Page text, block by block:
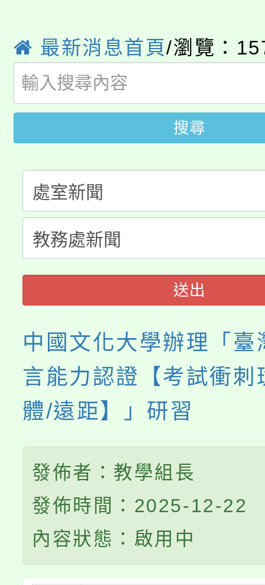
生本土語及新住民語歌
公告本校115學年度第
代理(課)教師甄選結果(
公告本校115學年度第
代理(課)教師甄選結果(
轉知中國文化大學推廣
《TA101》溝通分析基
程，歡迎學生輔導中心
心理、諮商輔導、社會
系所師生報名參加。
轉知苗栗縣政府辦理
縣市「校園短影音徵選
門員」簡章及活動海報
踴躍報名參加。
桃園市115學年度學生
要點
「桃園市補助參觀特色
展演活動實施計畫」
115年度「教育部表揚
義教育推展貢獻獎」
最新消息首頁/瀏覽：
搜尋
送出
中國文化大學辦理「臺
言能力認證【考試衝刺
體/遠距】」研習
發佈者：教學組長
發佈時間：2025-12-22
內容狀態：啟用中